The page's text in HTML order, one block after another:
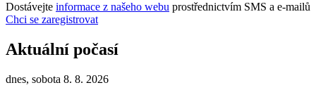
Dostávejte informace z našeho webu prostřednictvím SMS a e-mailů
Chci se zaregistrovat
Aktuální počasí
dnes, sobota 8. 8. 2026